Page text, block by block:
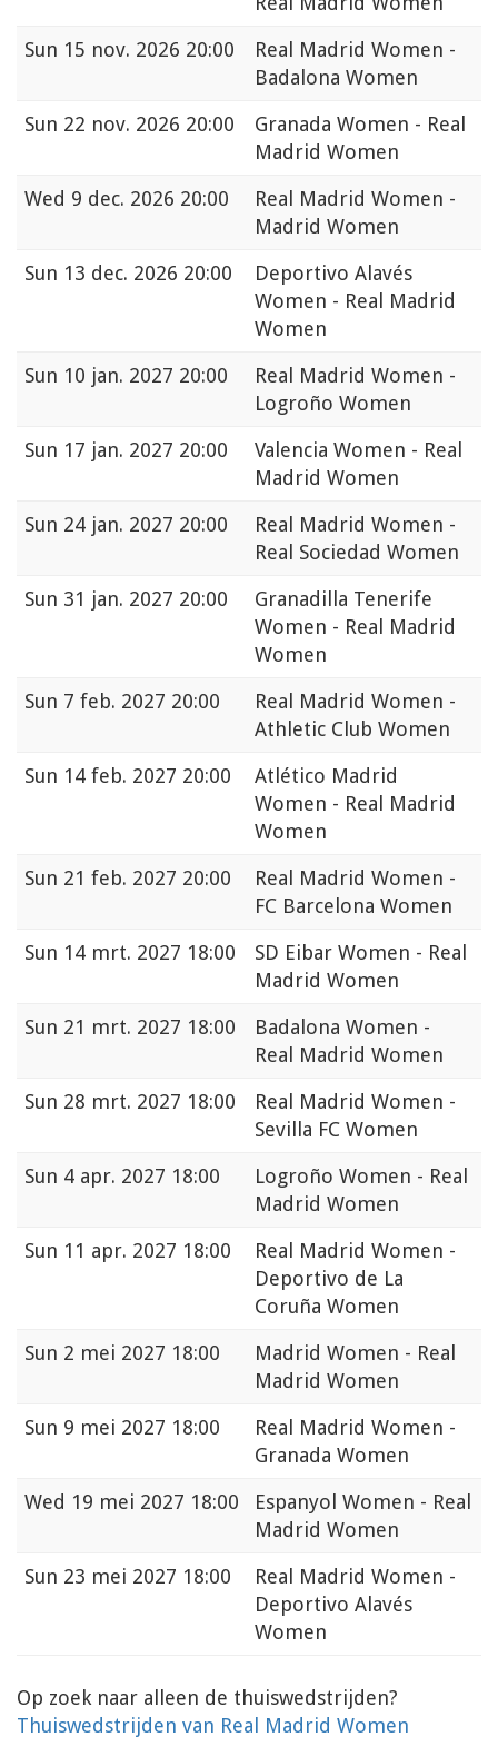
Sun 15 nov. 2026 20:00
Real Madrid Women -
Badalona Women
Sun 22 nov. 2026 20:00
Granada Women - Real
Madrid Women
Wed 9 dec. 2026 20:00
Real Madrid Women -
Madrid Women
Sun 13 dec. 2026 20:00
Deportivo Alavés
Women - Real Madrid
Women
Sun 10 jan. 2027 20:00
Real Madrid Women -
Logroño Women
Sun 17 jan. 2027 20:00
Valencia Women - Real
Madrid Women
Sun 24 jan. 2027 20:00
Real Madrid Women -
Real Sociedad Women
Sun 31 jan. 2027 20:00
Granadilla Tenerife
Women - Real Madrid
Women
Sun 7 feb. 2027 20:00
Real Madrid Women -
Athletic Club Women
Sun 14 feb. 2027 20:00
Atlético Madrid
Women - Real Madrid
Women
Sun 21 feb. 2027 20:00
Real Madrid Women -
FC Barcelona Women
Sun 14 mrt. 2027 18:00
SD Eibar Women - Real
Madrid Women
Sun 21 mrt. 2027 18:00
Badalona Women -
Real Madrid Women
Sun 28 mrt. 2027 18:00
Real Madrid Women -
Sevilla FC Women
Sun 4 apr. 2027 18:00
Logroño Women - Real
Madrid Women
Sun 11 apr. 2027 18:00
Real Madrid Women -
Deportivo de La
Coruña Women
Sun 2 mei 2027 18:00
Madrid Women - Real
Madrid Women
Sun 9 mei 2027 18:00
Real Madrid Women -
Granada Women
Wed 19 mei 2027 18:00
Espanyol Women - Real
Madrid Women
Sun 23 mei 2027 18:00
Real Madrid Women -
Deportivo Alavés
Women
Op zoek naar alleen de thuiswedstrijden?
Thuiswedstrijden van Real Madrid Women